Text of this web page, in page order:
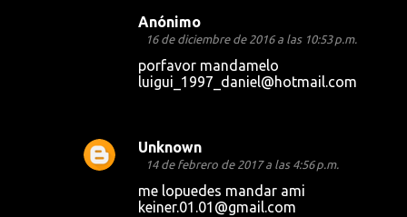
Anónimo
16 de diciembre de 2016 a las 10:53 p.m.
porfavor mandamelo
luigui_1997_daniel@hotmail.com
Unknown
14 de febrero de 2017 a las 4:56 p.m.
me lopuedes mandar ami
keiner.01.01@gmail.com